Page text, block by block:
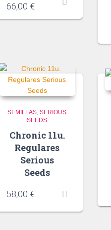
66,00 €
SEMILLAS SERIOUS
SEEDS
Chronic 11u.
Regulares
Serious
Seeds
58,00 €